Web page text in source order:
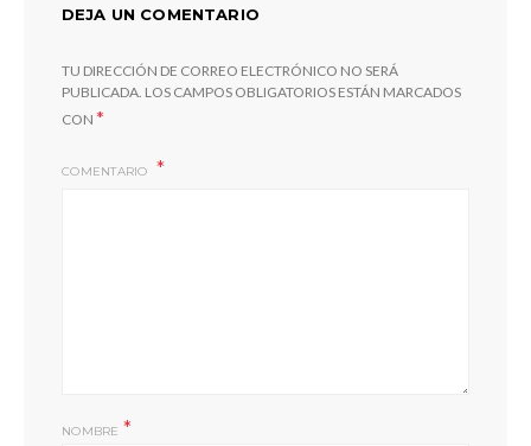
DEJA UN COMENTARIO
TU DIRECCIÓN DE CORREO ELECTRÓNICO NO SERÁ
PUBLICADA. LOS CAMPOS OBLIGATORIOS ESTÁN MARCADOS
CON *
COMENTARIO
NOMBRE *